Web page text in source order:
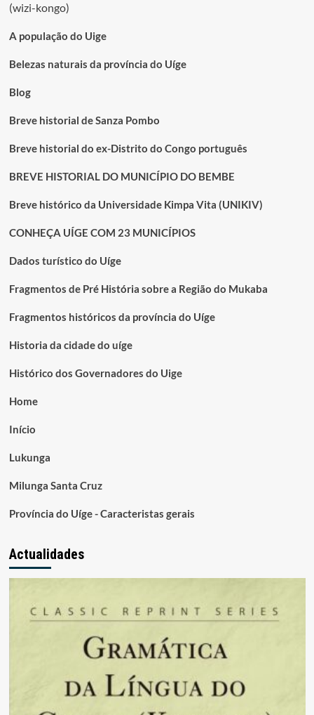
(wizi-kongo)
A população do Uige
Belezas naturais da província do Uíge
Blog
Breve historial de Sanza Pombo
Breve historial do ex-Distrito do Congo português
BREVE HISTORIAL DO MUNICÍPIO DO BEMBE
Breve histórico da Universidade Kimpa Vita (UNIKIV)
CONHEÇA UÍGE COM 23 MUNICÍPIOS
Dados turístico do Uíge
Fragmentos de Pré História sobre a Região do Mukaba
Fragmentos históricos da província do Uíge
Historia da cidade do uíge
Histórico dos Governadores do Uige
Home
Início
Lukunga
Milunga Santa Cruz
Província do Uíge - Caracteristas gerais
Actualidades